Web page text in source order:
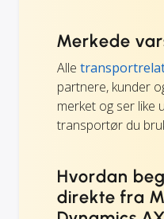
Merkede
Alle
partnere, kunder
merket og ser like
transportør du
Hvordan
direkte fra